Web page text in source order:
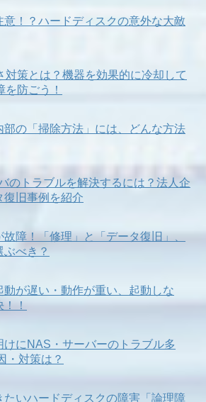
意！？ハードディスクの意外な大敵
対策とは？機器を効果的に冷却して
を防ごう！
部の「掃除方法」には、どんな方法
のトラブルを解決するには？法人企
復旧事例を紹介
障！「修理」と「データ復旧」、
ぶべき？
動が遅い・動作が重い、起動しな
！
けにNAS・サーバーのトラブル多
・対策は？
たいハードディスクの障害「論理障